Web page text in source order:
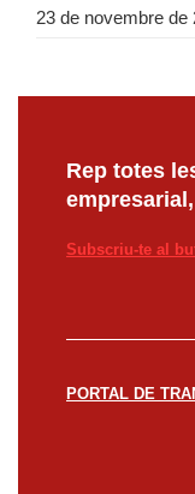
23 de novembre de
Rep totes
Subscriu-te al
PORTAL DE